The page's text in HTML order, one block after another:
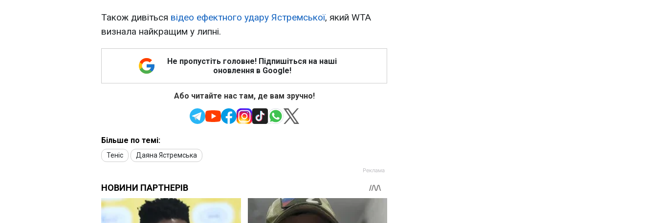
Також дивіться відео ефектного удару Ястремської, який WTA
визнала найкращим у липні.
Не пропустіть головне! Підпишіться на наші
оновлення в Google!
Або читайте нас там, де вам зручно!
Більше по темі:
Теніс Даяна Ястремська